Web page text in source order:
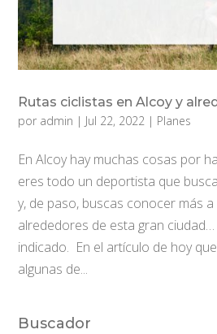
Rutas ciclistas en Alcoy y
por admin | Jul 22, 2022 | Planes
En Alcoy hay muchas cosas por
eres todo un deportista que
y, de paso, buscas conocer más
alrededores de esta gran
indicado. En el artículo de hoy
algunas de...
Buscador